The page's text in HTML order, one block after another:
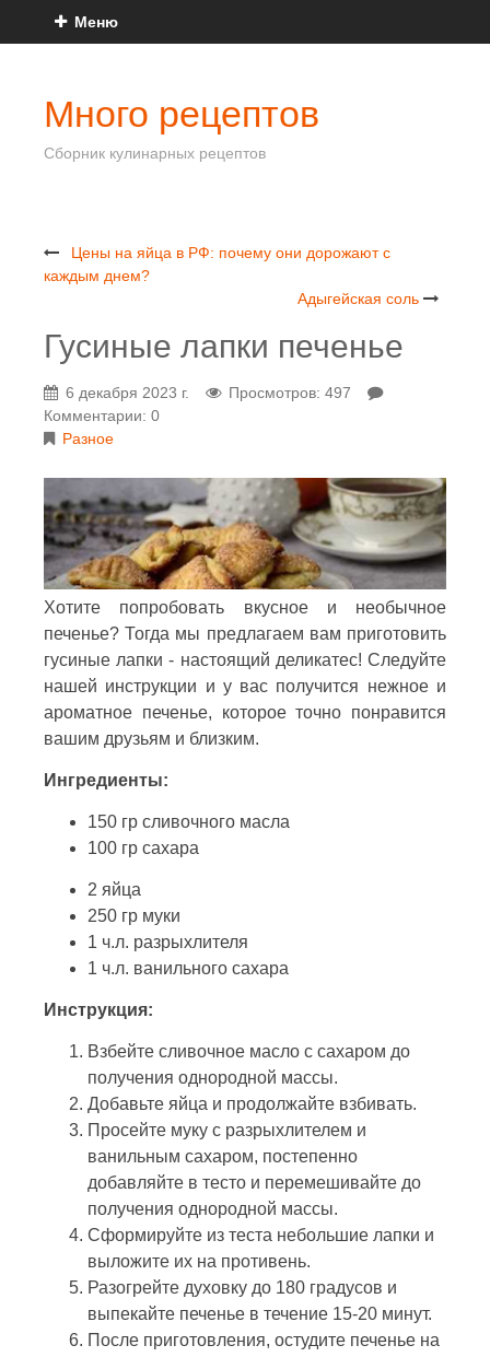
Меню
Много рецептов
Сборник кулинарных рецептов
Цены на яйца в РФ: почему они дорожают с
каждым днем?
Адыгейская соль
Гусиные лапки печенье
6 декабря 2023 г.
Просмотров: 497
Комментарии: 0
Разное
Хотите попробовать вкусное и необычное
печенье? Тогда мы предлагаем вам приготовить
гусиные лапки - настоящий деликатес! Следуйте
нашей инструкции и у вас получится нежное и
ароматное печенье, которое точно понравится
вашим друзьям и близким.
Ингредиенты:
150 гр сливочного масла
100 гр сахара
2 яйца
250 гр муки
1 ч.л. разрыхлителя
1 ч.л. ванильного сахара
Инструкция:
Взбейте сливочное масло с сахаром до
получения однородной массы.
Добавьте яйца и продолжайте взбивать.
Просейте муку с разрыхлителем и
ванильным сахаром, постепенно
добавляйте в тесто и перемешивайте до
получения однородной массы.
Сформируйте из теста небольшие лапки и
выложите их на противень.
Разогрейте духовку до 180 градусов и
выпекайте печенье в течение 15-20 минут.
После приготовления, остудите печенье на